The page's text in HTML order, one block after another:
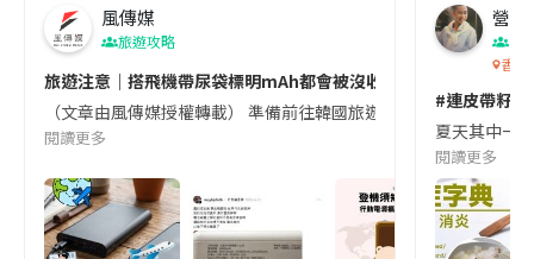
風傳媒
旅遊攻略
旅遊注意｜搭飛機帶尿袋標明mAh都會被沒收😱出發前切記檢查
（文章由風傳媒授權轉載） 準備前往韓國旅遊的民眾，近期要
閱讀更多
營養
香港
#連皮帶籽
夏天其中一
閱讀更多